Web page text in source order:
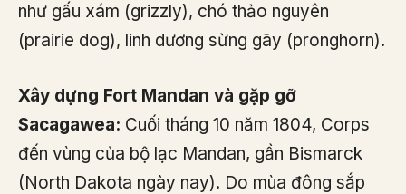
như gấu xám (grizzly), chó thảo nguyên
(prairie dog), linh dương sừng gãy (pronghorn).
Xây dựng Fort Mandan và gặp gỡ
Sacagawea: Cuối tháng 10 năm 1804, Corps
đến vùng của bộ lạc Mandan, gần Bismarck
(North Dakota ngày nay). Do mùa đông sắp